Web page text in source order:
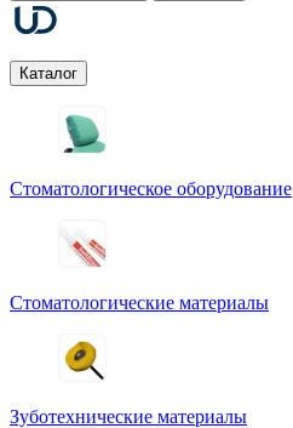
Каталог
Стоматологическое оборудование
Стоматологические материалы
Зуботехнические материалы